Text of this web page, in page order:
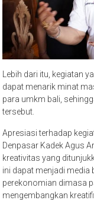
Lebih dari itu, kegiatan
dapat menarik minat
para umkm bali,
tersebut.
Apresiasi terhadap
Denpasar Kadek Agus
kreativitas yang
ini dapat menjadi media
perekonomian dimasa
mengembangkan